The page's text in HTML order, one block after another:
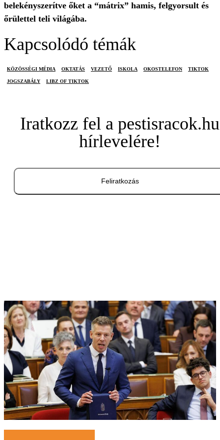
belekényszerítve őket a “mátrix” hamis, felgyorsult és
őrülettel teli világába.
Kapcsolódó témák
KÖZÖSSÉGI MÉDIA OKTATÁS VEZETŐ ISKOLA OKOSTELEFON TIKTOK
JOGSZABÁLY LIBZ OF TIKTOK
Iratkozz fel a pestisracok.hu
hírlevelére!
Feliratkozás